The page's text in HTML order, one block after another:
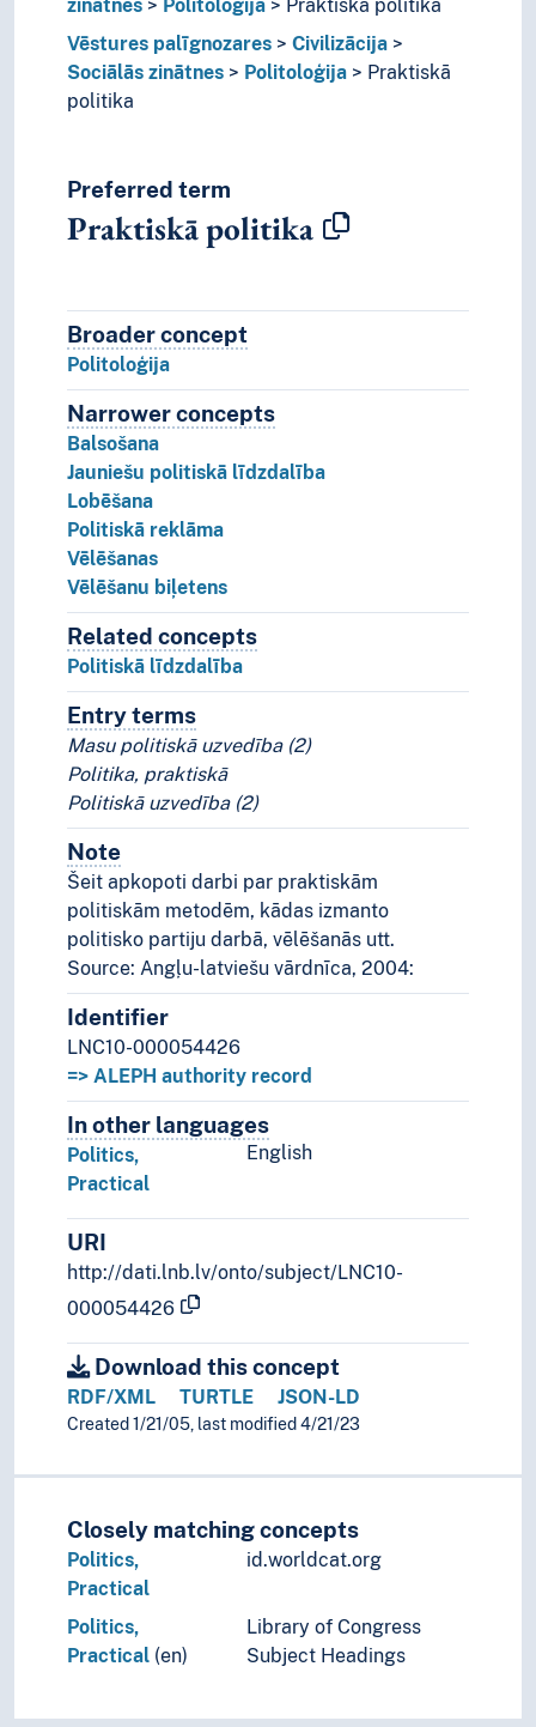
zinātnes
Politoloģija
Praktiskā politika
Vēstures palīgnozares
Civilizācija
Sociālās zinātnes
Politoloģija
Praktiskā
politika
Preferred term
Praktiskā politika
Broader conceptBroader concept
Politoloģija
Narrower conceptsNarrower concepts.
Balsošana
Jauniešu politiskā līdzdalība
Lobēšana
Politiskā reklāma
Vēlēšanas
Vēlēšanu biļetens
Related conceptsConcepts related to this
Politiskā līdzdalība
Entry termsAlternative terms for the concept.
Masu politiskā uzvedība (2)
Politika, praktiskā
Politiskā uzvedība (2)
NoteNotes
Šeit apkopoti darbi par praktiskām
politiskām metodēm, kādas izmanto
politisko partiju darbā, vēlēšanās utt.
Source: Angļu-latviešu vārdnīca, 2004:
Identifier
LNC10-000054426
=> ALEPH authority record
In other languagesTerms for the concept in
English
Politics,
Practical
URI
http://dati.lnb.lv/onto/subject/LNC10-
000054426
Download this concept
RDF/XML TURTLE JSON-LD
Created 1/21/05, last modified 4/21/23
Closely matching concepts
Politics,
Practical
id.worldcat.org
Politics,
Practical (en)
Library of Congress
Subject Headings